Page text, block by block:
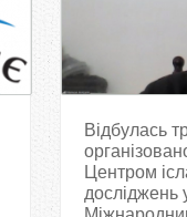
Відбулась
Центром
досліджень